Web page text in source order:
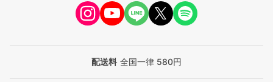
配送料 全国一律 580円